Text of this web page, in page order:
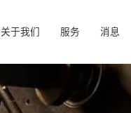
关于我们 服务 消息